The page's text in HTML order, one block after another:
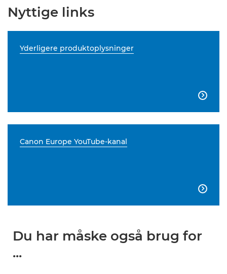
Nyttige links
Yderligere produktoplysninger

Canon Europe YouTube-kanal

Du har måske også brug for
...